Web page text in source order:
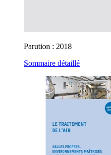
Parution : 2018
Sommaire détaillé